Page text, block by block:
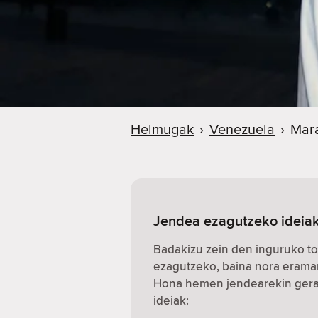
Helmugak › Venezuela ›
Jendea ezagutzeko
Badakizu zein den inguruko
ezagutzeko, baina nora
Hona hemen jendearekin
ideiak: